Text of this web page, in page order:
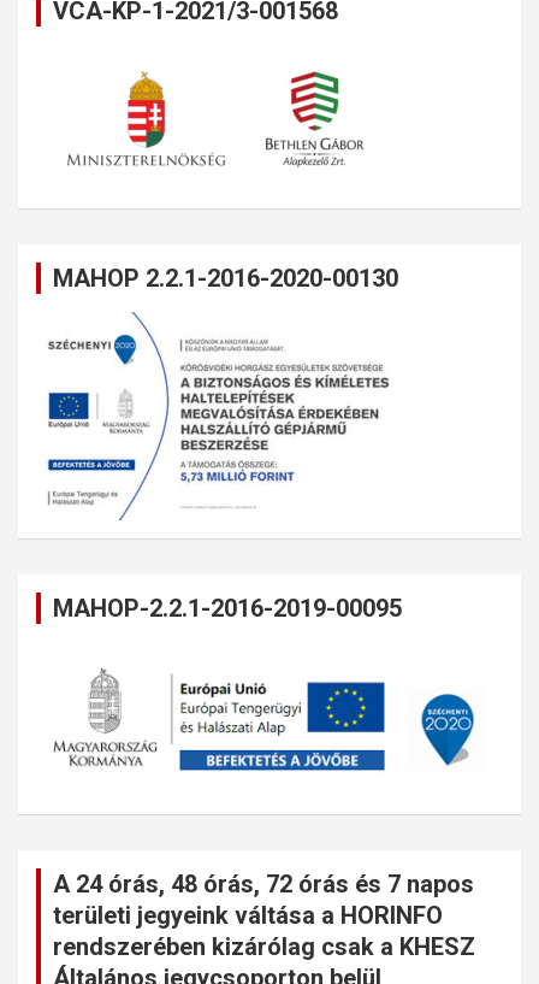
VCA-KP-1-2021/3-001568
MAHOP 2.2.1-2016-2020-00130
MAHOP-2.2.1-2016-2019-00095
A 24 órás, 48 órás, 72 órás és 7 napos
területi jegyeink váltása a HORINFO
rendszerében kizárólag csak a KHESZ
Általános jegycsoporton belül